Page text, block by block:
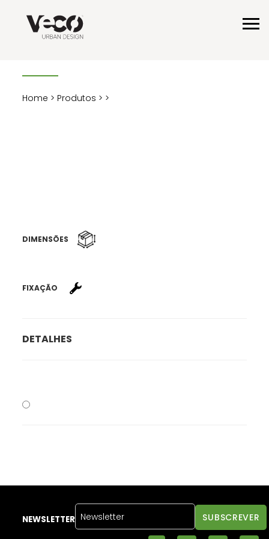
Home > Produtos > >
DIMENSÕES
FIXAÇÃO
DETALHES
NEWSLETTER